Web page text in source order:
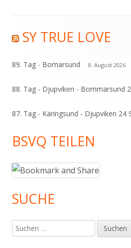
Haupt-
Seitenleiste
SY TRUE LOVE
89. Tag - Bomarsund 8. August 2026
88. Tag - Djupviken - Bommarsund
87. Tag - Käringsund - Djupviken 24
BSVQ TEILEN
SUCHE
Suchen
nach: